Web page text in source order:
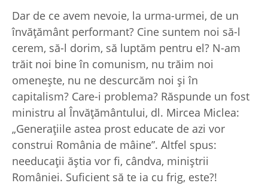
Dar de ce avem nevoie, la urma-urmei, de un
învăţământ performant? Cine suntem noi să-l
cerem, să-l dorim, să luptăm pentru el? N-am
trăit noi bine în comunism, nu trăim noi
omeneşte, nu ne descurcăm noi şi în
capitalism? Care-i problema? Răspunde un fost
ministru al Învăţământului, dl. Mircea Miclea:
„Generaţiile astea prost educate de azi vor
construi România de mâine”. Altfel spus:
needucaţii ăştia vor fi, cândva, miniştrii
României. Suficient să te ia cu frig, este?!